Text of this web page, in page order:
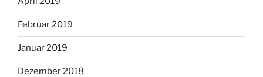
Februar 2019
Januar 2019
Dezember 2018